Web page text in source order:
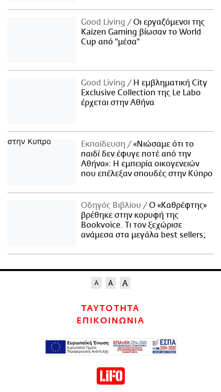
Good Living
Οι εργαζόμενοι της
Kaizen Gaming βίωσαν το World
Cup από "μέσα"
Good Living
Η εμβληματική City
Exclusive Collection της Le Labo
έρχεται στην Αθήνα
Εκπαίδευση
«Νιώσαμε ότι το
παιδί δεν έφυγε ποτέ από την
Αθήνα»: Η εμπειρία οικογενειών
που επέλεξαν σπουδές στην Κύπρο
Οδηγός Βιβλίου
Ο «Καθρέφτης»
βρέθηκε στην κορυφή της
Bookvoice. Τι τον ξεχώρισε
ανάμεσα στα μεγάλα best sellers;
ΤΑΥΤΟΤΗΤΑ
ΕΠΙΚΟΙΝΩΝΙΑ